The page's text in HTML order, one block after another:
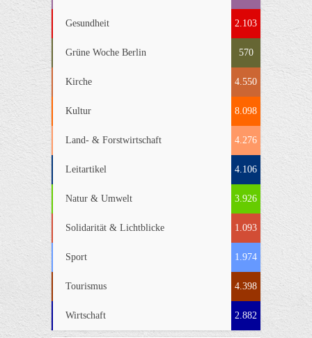
Gesundheit 2.103
Grüne Woche Berlin 570
Kirche 4.550
Kultur 8.098
Land- & Forstwirtschaft 4.276
Leitartikel 4.106
Natur & Umwelt 3.926
Solidarität & Lichtblicke 1.093
Sport 1.974
Tourismus 4.398
Wirtschaft 2.882